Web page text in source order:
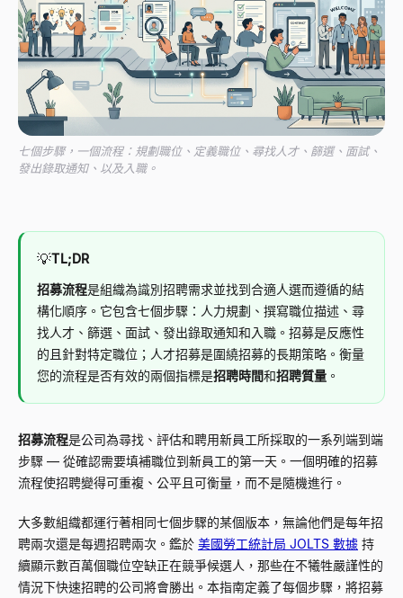
七個步驟，一個流程：規劃職位、定義職位、尋找人才、篩選、面試、
發出錄取通知、以及入職。
💡TL;DR
招募流程是組織為識別招聘需求並找到合適人選而遵循的結
構化順序。它包含七個步驟：人力規劃、撰寫職位描述、尋
找人才、篩選、面試、發出錄取通知和入職。招募是反應性
的且針對特定職位；人才招募是圍繞招募的長期策略。衡量
您的流程是否有效的兩個指標是招聘時間和招聘質量 。
招募流程是公司為尋找、評估和聘用新員工所採取的一系列端到端
步驟 — 從確認需要填補職位到新員工的第一天。一個明確的招募
流程使招聘變得可重複、公平且可衡量，而不是隨機進行。
大多數組織都運行著相同七個步驟的某個版本，無論他們是每年招
聘兩次還是每週招聘兩次。鑑於 美國勞工統計局 JOLTS 數據 持
續顯示數百萬個職位空缺正在競爭候選人，那些在不犧牲嚴謹性的
情況下快速招聘的公司將會勝出。本指南定義了每個步驟，將招募